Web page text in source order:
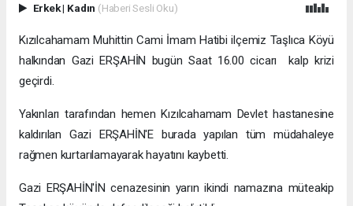
Erkek| Kadın (Haberi Sesli Oku)
Kızılcahamam Muhittin Cami İmam Hatibi ilçemiz Taşlıca Köyü
halkından Gazi ERŞAHİN bugün Saat 16.00 cicarı kalp krizi
geçirdi.
Yakınları tarafından hemen Kızılcahamam Devlet hastanesine
kaldırılan Gazi ERŞAHİN'E burada yapılan tüm müdahaleye
rağmen kurtarılamayarak hayatını kaybetti.
Gazi ERŞAHİN'İN cenazesinin yarın ikindi namazına müteakip